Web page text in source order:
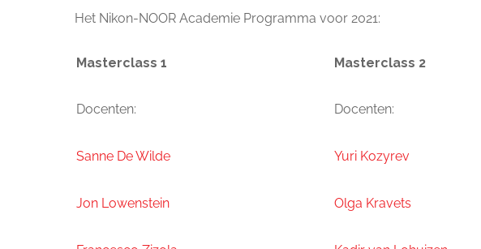
Het Nikon-NOOR Academie Programma voor 2021:
Masterclass 1 Masterclass 2
Docenten: Docenten:
Sanne De Wilde Yuri Kozyrev
Jon Lowenstein Olga Kravets